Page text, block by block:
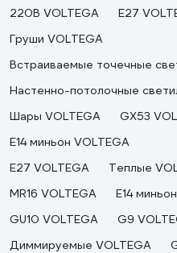
220В VOLTEGA
E27
Груши VOLTEGA
Встраиваемые точечные
Настенно-потолочные
Шары VOLTEGA
GX53
E14 миньон VOLTEGA
E27 VOLTEGA
Теплые
MR16 VOLTEGA
E14
GU10 VOLTEGA
G9
Диммируемые VOLTEGA